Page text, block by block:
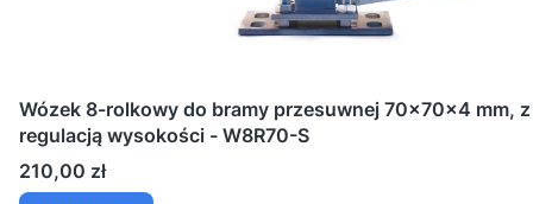
Wózek 8-rolkowy do bramy przesuwnej 70x70x4 mm, z
regulacją wysokości - W8R70-S
Cena
210,00 zł